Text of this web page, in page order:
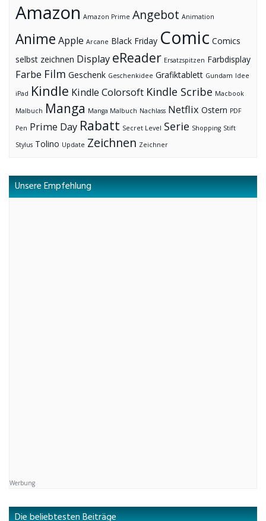
Amazon Amazon Prime Angebot Animation
Anime Apple Arcane Black Friday Comic Comics
selbst zeichnen Display eReader Ersatzspitzen Farbdisplay
Farbe Film Geschenk Geschenkidee Grafiktablett Gundam Idee
iPad Kindle Kindle Colorsoft Kindle Scribe Macbook
Malbuch Manga Manga Malbuch Nachlass Netflix Ostern PDF
Pen Prime Day Rabatt Secret Level Serie Shopping Stift
Stylus Tolino Update Zeichnen Zeichner
Unsere Empfehlung
Werbung
Die beliebtesten Beiträge